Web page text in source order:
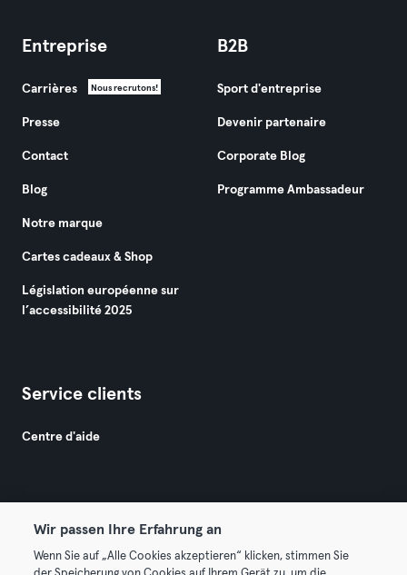
Entreprise
Carrières Nous recrutons!
Presse
Contact
Blog
Notre marque
Cartes cadeaux & Shop
Législation européenne sur
l’accessibilité 2025
B2B
Sport d'entreprise
Devenir partenaire
Corporate Blog
Programme Ambassadeur
Service clients
Centre d'aide
© 2026 Urban Sports Group GmbH. All rights reserved.
Wir passen Ihre Erfahrung an
Wenn Sie auf „Alle Cookies akzeptieren“ klicken, stimmen Sie